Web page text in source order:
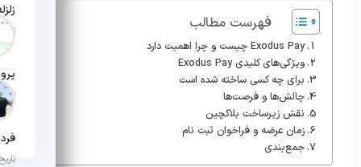
تاریخ
تاریخ
تاریخ
فهرست مطالب
Exodus Pay چیست و چرا اهمیت دارد
ویژگی‌های کلیدی Exodus Pay
برای چه کسی ساخته شده است
چالش‌ها و فرصت‌ها
نقش زیرساخت بلاکچین
زمان عرضه و فراخوان ثبت نام
جمع‌بندی